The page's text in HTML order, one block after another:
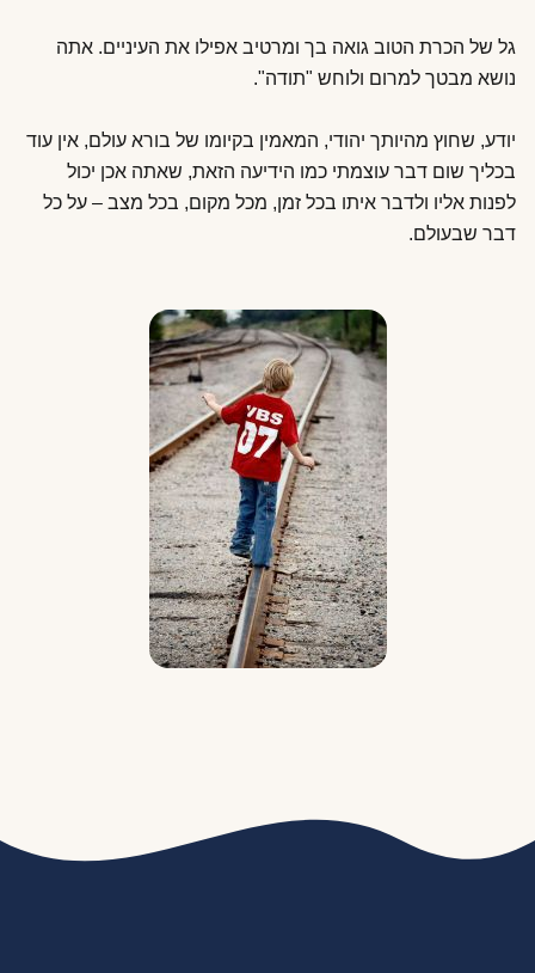
גל של הכרת הטוב גואה בך ומרטיב אפילו את העיניים. אתה
נושא מבטך למרום ולוחש "תודה".
יודע, שחוץ מהיותך יהודי, המאמין בקיומו של בורא עולם, אין עוד
בכליך שום דבר עוצמתי כמו הידיעה הזאת, שאתה אכן יכול
לפנות אליו ולדבר איתו בכל זמן, מכל מקום, בכל מצב – על כל
דבר שבעולם.